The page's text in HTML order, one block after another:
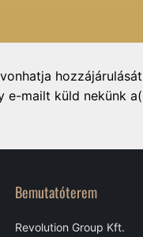
e-mailt küld nekünk
Bemutatóterem
Revolution Group Kft.